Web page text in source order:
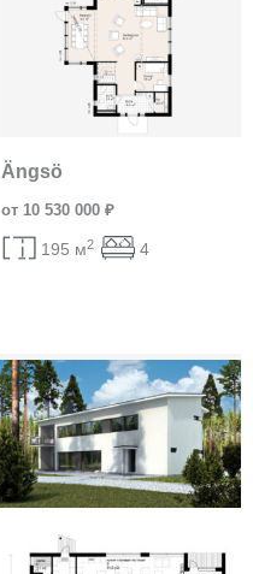
Ängsö
от 10 530 000 ₽
195 м2 4